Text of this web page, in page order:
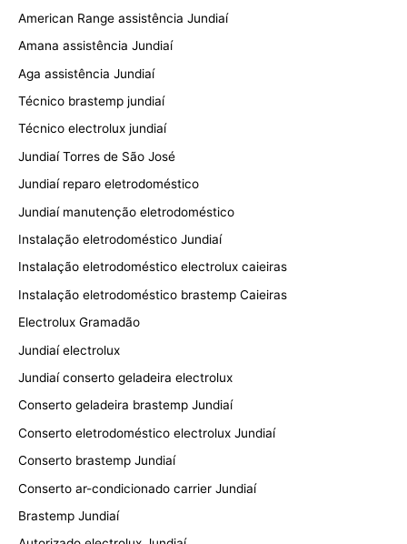
American Range assistência Jundiaí
Amana assistência Jundiaí
Aga assistência Jundiaí
Técnico brastemp jundiaí
Técnico electrolux jundiaí
Jundiaí Torres de São José
Jundiaí reparo eletrodoméstico
Jundiaí manutenção eletrodoméstico
Instalação eletrodoméstico Jundiaí
Instalação eletrodoméstico electrolux caieiras
Instalação eletrodoméstico brastemp Caieiras
Electrolux Gramadão
Jundiaí electrolux
Jundiaí conserto geladeira electrolux
Conserto geladeira brastemp Jundiaí
Conserto eletrodoméstico electrolux Jundiaí
Conserto brastemp Jundiaí
Conserto ar-condicionado carrier Jundiaí
Brastemp Jundiaí